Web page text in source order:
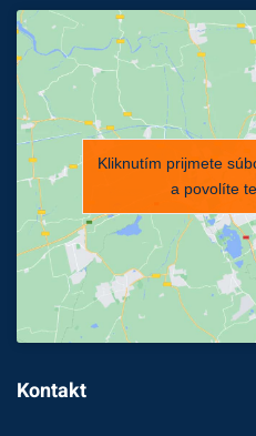
Kliknutím prijmete
a povolíte
Kontakt